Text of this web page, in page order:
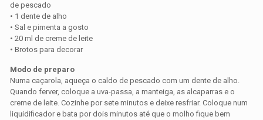
de pescado
• 1 dente de alho
• Sal e pimenta a gosto
• 20 ml de creme de leite
• Brotos para decorar
Modo de preparo
Numa caçarola, aqueça o caldo de pescado com um dente de alho.
Quando ferver, coloque a uva-passa, a manteiga, as alcaparras e o
creme de leite. Cozinhe por sete minutos e deixe resfriar. Coloque num
liquidificador e bata por dois minutos até que o molho fique bem